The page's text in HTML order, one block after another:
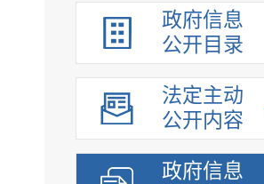
政府信息
公开目录
法定主动
公开内容
政府信息